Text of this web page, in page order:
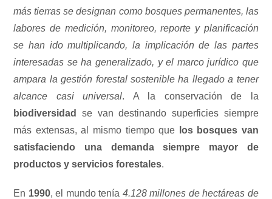
más tierras se designan como bosques permanentes, las
labores de medición, monitoreo, reporte y planificación
se han ido multiplicando, la implicación de las partes
interesadas se ha generalizado, y el marco jurídico que
ampara la gestión forestal sostenible ha llegado a tener
alcance casi universal. A la conservación de la
biodiversidad
se van destinando superficies siempre
más extensas, al mismo tiempo que
los bosques van
satisfaciendo una demanda siempre mayor de
productos y servicios forestales.
En 1990, el mundo tenía 4.128 millones de hectáreas de